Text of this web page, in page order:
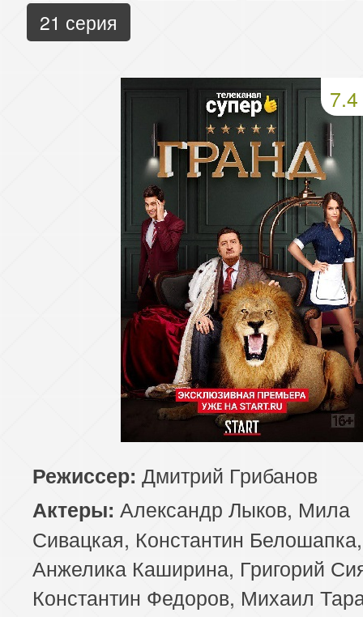
21 серия
7.4
Режиссер: Дмитрий Грибанов
Актеры: Александр Лыков, Мила
Сивацкая, Константин Белошапка,
Анжелика Каширина, Григорий
Константин Федоров, Михаил